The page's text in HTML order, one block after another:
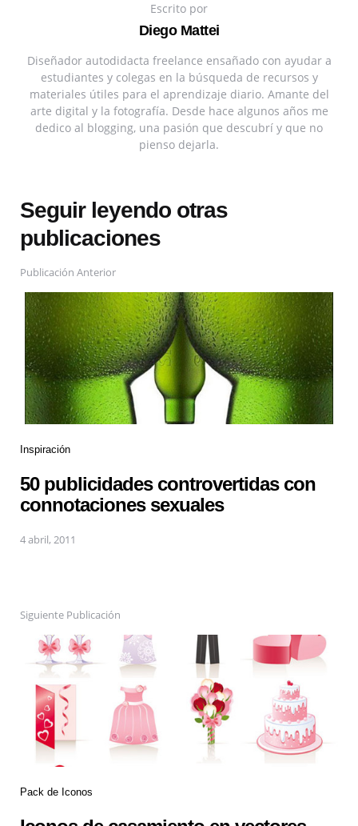
Escrito por
Diego Mattei
Diseñador autodidacta freelance ensañado con ayudar a
estudiantes y colegas en la búsqueda de recursos y
materiales útiles para el aprendizaje diario. Amante del
arte digital y la fotografía. Desde hace algunos años me
dedico al blogging, una pasión que descubrí y que no
pienso dejarla.
Seguir leyendo otras
publicaciones
Publicación Anterior
Inspiración
50 publicidades controvertidas con
connotaciones sexuales
4 abril, 2011
Siguiente Publicación
Pack de Iconos